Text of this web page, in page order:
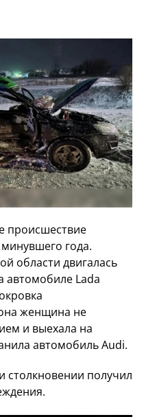
происшествие
года.
области двигалась
автомобиле Lada
женщина не
и выехала на
автомобиль Audi.
столкновении получил